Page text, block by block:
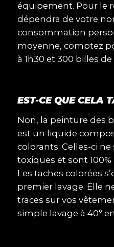
équipement. Pour le
dépendra de votre
consommation
moyenne, comptez
à 1h30 et 300 billes de
EST-CE QUE CELA
Non, la peinture des
est un liquide
colorants. Celles-ci ne
toxiques et sont
Les taches colorées
premier lavage. Elle
traces sur vos
simple lavage à 40°